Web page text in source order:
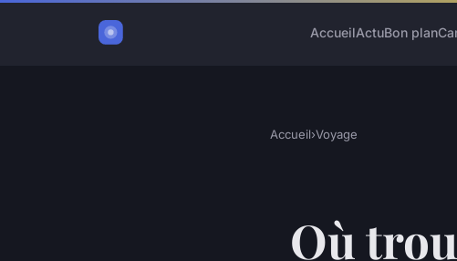
AccueilActuBon plan
Accueil›Voyage
Où